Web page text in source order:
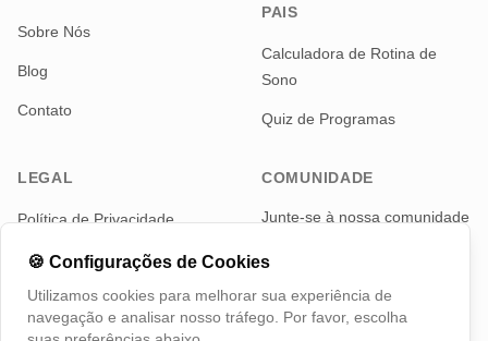
Sobre Nós
Blog
Contato
PAIS
Calculadora de Rotina de
Sono
Quiz de Programas
LEGAL
Política de Privacidade
Termos de Serviço
COMUNIDADE
Junte-se à nossa comunidade
atualizações
Telegram
🍪 Configurações de Cookies
Utilizamos cookies para melhorar sua experiência de
navegação e analisar nosso tráfego. Por favor, escolha